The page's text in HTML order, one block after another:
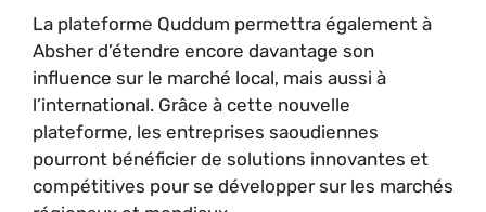
La plateforme Quddum permettra également à
Absher d’étendre encore davantage son
influence sur le marché local, mais aussi à
l’international. Grâce à cette nouvelle
plateforme, les entreprises saoudiennes
pourront bénéficier de solutions innovantes et
compétitives pour se développer sur les marchés